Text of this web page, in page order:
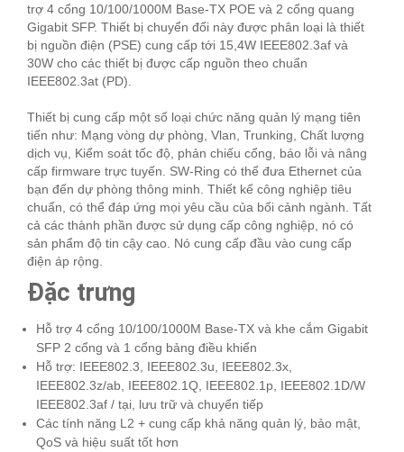
trợ 4 cổng 10/100/1000M Base-TX POE và 2 cổng quang
Gigabit SFP. Thiết bị chuyển đổi này được phân loại là thiết
bị nguồn điện (PSE) cung cấp tới 15,4W IEEE802.3af và
30W cho các thiết bị được cấp nguồn theo chuẩn
IEEE802.3at (PD).
Thiết bị cung cấp một số loại chức năng quản lý mạng tiên
tiến như: Mạng vòng dự phòng, Vlan, Trunking, Chất lượng
dịch vụ, Kiểm soát tốc độ, phản chiếu cổng, báo lỗi và nâng
cấp firmware trực tuyến. SW-Ring có thể đưa Ethernet của
bạn đến dự phòng thông minh. Thiết kế công nghiệp tiêu
chuẩn, có thể đáp ứng mọi yêu cầu của bối cảnh ngành. Tất
cả các thành phần được sử dụng cấp công nghiệp, nó có
sản phẩm độ tin cậy cao. Nó cung cấp đầu vào cung cấp
điện áp rộng.
Đặc trưng
Hỗ trợ 4 cổng 10/100/1000M Base-TX và khe cắm Gigabit
SFP 2 cổng và 1 cổng bảng điều khiển
Hỗ trợ: IEEE802.3, IEEE802.3u, IEEE802.3x,
IEEE802.3z/ab, IEEE802.1Q, IEEE802.1p, IEEE802.1D/W
IEEE802.3af / tại, lưu trữ và chuyển tiếp
Các tính năng L2 + cung cấp khả năng quản lý, bảo mật,
QoS và hiệu suất tốt hơn